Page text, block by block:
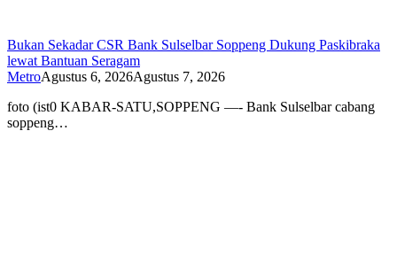
Bukan Sekadar CSR Bank Sulselbar Soppeng Dukung Paskibraka
lewat Bantuan Seragam
MetroAgustus 6, 2026Agustus 7, 2026
foto (ist0 KABAR-SATU,SOPPENG —- Bank Sulselbar cabang
soppeng…